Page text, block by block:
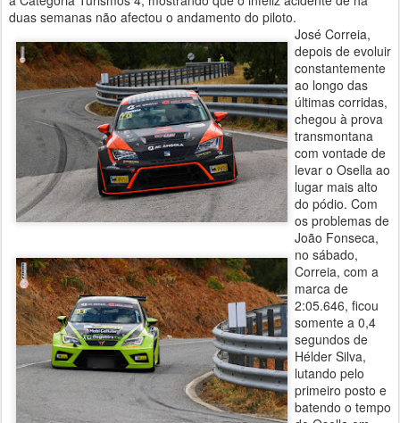
duas semanas não afectou o andamento do piloto.
José Correia,
depois de evoluir
constantemente
ao longo das
últimas corridas,
chegou à prova
transmontana
com vontade de
levar o Osella ao
lugar mais alto
do pódio. Com
os problemas de
João Fonseca,
no sábado,
Correia, com a
marca de
2:05.646, ficou
somente a 0,4
segundos de
Hélder Silva,
lutando pelo
primeiro posto e
batendo o tempo